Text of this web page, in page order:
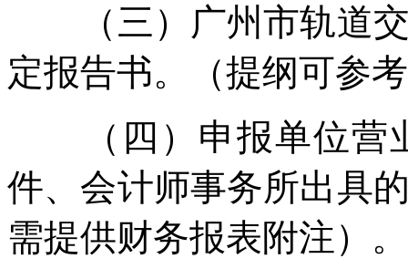
（三）广州市轨道交
定报告书。（提纲可参
（四）申报单位营
件、会计师事务所出具
需提供财务报表附注）。